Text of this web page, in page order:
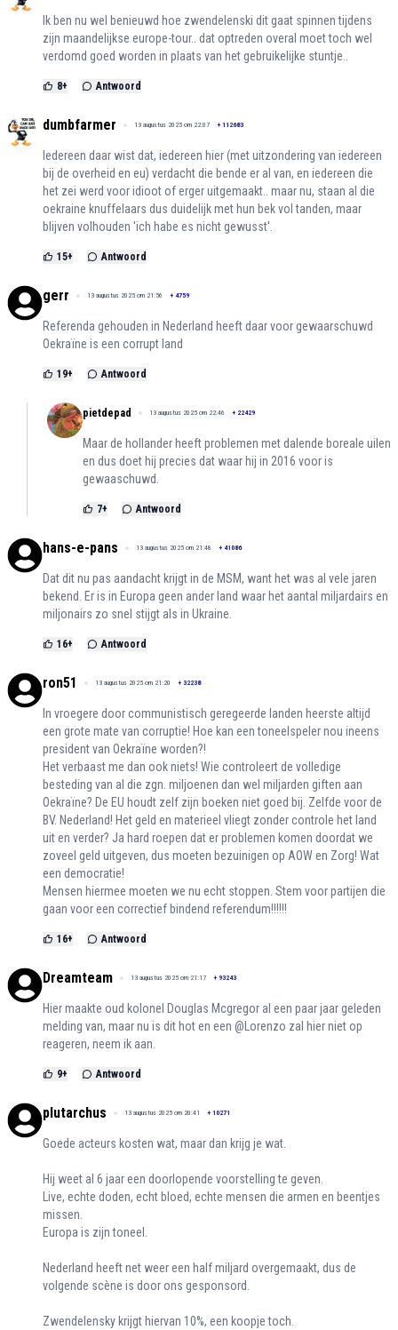
Ik ben nu wel benieuwd hoe zwendelenski dit gaat spinnen tijdens
zijn maandelijkse europe-tour.. dat optreden overal moet toch wel
verdomd goed worden in plaats van het gebruikelijke stuntje..
8+ Antwoord
dumbfarmer 13 augustus 2025 om 22:07 + 112683
Iedereen daar wist dat, iedereen hier (met uitzondering van iedereen
bij de overheid en eu) verdacht die bende er al van, en iedereen die
het zei werd voor idioot of erger uitgemaakt.. maar nu, staan al die
oekraine knuffelaars dus duidelijk met hun bek vol tanden, maar
blijven volhouden 'ich habe es nicht gewusst'.
15+ Antwoord
gerr 13 augustus 2025 om 21:56 + 4759
Referenda gehouden in Nederland heeft daar voor gewaarschuwd
Oekraïne is een corrupt land
19+ Antwoord
pietdepad 13 augustus 2025 om 22:46 + 22429
Maar de hollander heeft problemen met dalende boreale uilen
en dus doet hij precies dat waar hij in 2016 voor is
gewaaschuwd.
7+ Antwoord
hans-e-pans 13 augustus 2025 om 21:48 + 41086
Dat dit nu pas aandacht krijgt in de MSM, want het was al vele jaren
bekend. Er is in Europa geen ander land waar het aantal miljardairs en
miljonairs zo snel stijgt als in Ukraine.
16+ Antwoord
ron51 13 augustus 2025 om 21:20 + 32238
In vroegere door communistisch geregeerde landen heerste altijd
een grote mate van corruptie! Hoe kan een toneelspeler nou ineens
president van Oekraïne worden?!
Het verbaast me dan ook niets! Wie controleert de volledige
besteding van al die zgn. miljoenen dan wel miljarden giften aan
Oekraïne? De EU houdt zelf zijn boeken niet goed bij. Zelfde voor de
BV. Nederland! Het geld en materieel vliegt zonder controle het land
uit en verder? Ja hard roepen dat er problemen komen doordat we
zoveel geld uitgeven, dus moeten bezuinigen op AOW en Zorg! Wat
een democratie!
Mensen hiermee moeten we nu echt stoppen. Stem voor partijen die
gaan voor een correctief bindend referendum!!!!!!
16+ Antwoord
Dreamteam 13 augustus 2025 om 21:17 + 93243
Hier maakte oud kolonel Douglas Mcgregor al een paar jaar geleden
melding van, maar nu is dit hot en een @Lorenzo zal hier niet op
reageren, neem ik aan.
9+ Antwoord
plutarchus 13 augustus 2025 om 20:41 + 10271
Goede acteurs kosten wat, maar dan krijg je wat.
Hij weet al 6 jaar een doorlopende voorstelling te geven.
Live, echte doden, echt bloed, echte mensen die armen en beentjes
missen.
Europa is zijn toneel.
Nederland heeft net weer een half miljard overgemaakt, dus de
volgende scène is door ons gesponsord.
Zwendelensky krijgt hiervan 10%, een koopje toch.